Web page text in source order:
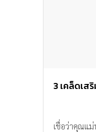
3 เคล็ดเส
เชื่อว่าคุณแ